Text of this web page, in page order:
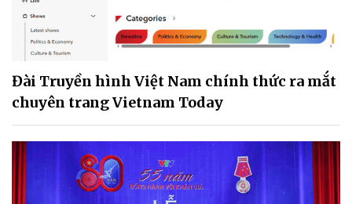
Đài Truyền hình Việt Nam chính thức ra mắt
chuyên trang Vietnam Today